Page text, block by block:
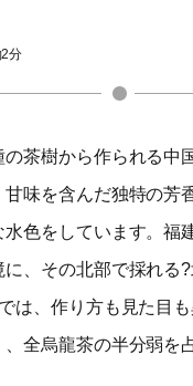
分
茶樹から作られる中
甘味を含んだ独特の芳
水色をしています。福
に、その北部で採れる
は、作り方も見た目
全烏龍茶の半分弱を